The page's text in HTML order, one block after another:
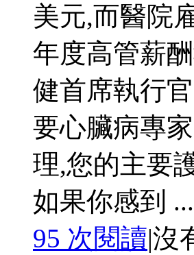
美元,而醫院
年度高管薪
健首席執行
要心臟病專
理,您的主要
如果你感到 ...
95 次閱讀|沒